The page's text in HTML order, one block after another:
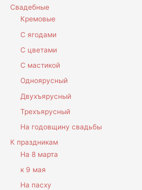
Свадебные
Кремовые
С ягодами
С цветами
С мастикой
Одноярусный
Двухъярусный
Трехъярусный
На годовщину свадьбы
К праздникам
На 8 марта
к 9 мая
На пасху